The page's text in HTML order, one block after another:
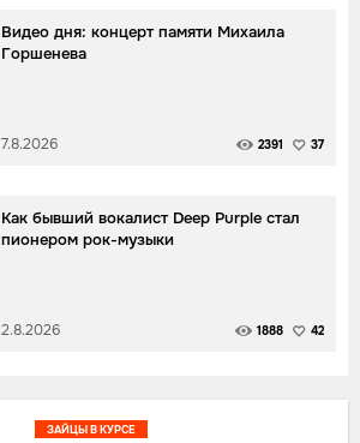
Видео дня: концерт памяти Михаила
Горшенева
7.8.2026 2391 37
Как бывший вокалист Deep Purple стал
пионером рок-музыки
2.8.2026 1888 42
ЗАЙЦЫ В КУРСЕ